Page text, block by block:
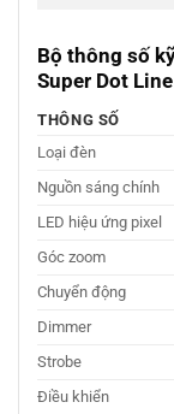
Bộ thông số
Super Dot
THÔNG SỐ
Loại đèn
Nguồn sáng chính
LED hiệu ứng pixel
Góc zoom
Chuyển động
Dimmer
Strobe
Điều khiển